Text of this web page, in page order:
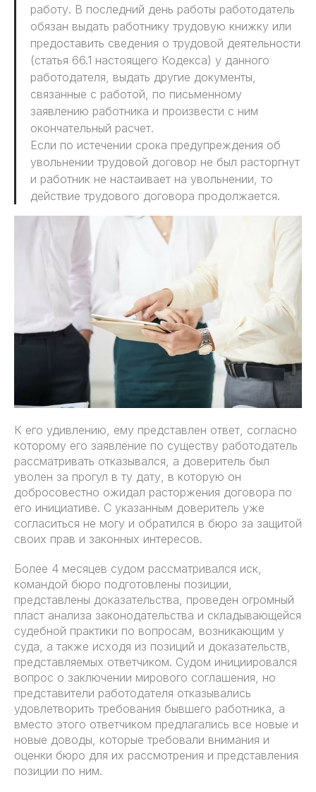
работу. В последний день работы работодатель
обязан выдать работнику трудовую книжку или
предоставить сведения о трудовой деятельности
(статья 66.1 настоящего Кодекса) у данного
работодателя, выдать другие документы,
связанные с работой, по письменному
заявлению работника и произвести с ним
окончательный расчет.
Если по истечении срока предупреждения об
увольнении трудовой договор не был расторгнут
и работник не настаивает на увольнении, то
действие трудового договора продолжается.
К его удивлению, ему представлен ответ, согласно
которому его заявление по существу работодатель
рассматривать отказывался, а доверитель был
уволен за прогул в ту дату, в которую он
добросовестно ожидал расторжения договора по
его инициативе. С указанным доверитель уже
согласиться не могу и обратился в бюро за защитой
своих прав и законных интересов.
Более 4 месяцев судом рассматривался иск,
командой бюро подготовлены позиции,
представлены доказательства, проведен огромный
пласт анализа законодательства и складывающейся
судебной практики по вопросам, возникающим у
суда, а также исходя из позиций и доказательств,
представляемых ответчиком. Судом инициировался
вопрос о заключении мирового соглашения, но
представители работодателя отказывались
удовлетворить требования бывшего работника, а
вместо этого ответчиком предлагались все новые и
новые доводы, которые требовали внимания и
оценки бюро для их рассмотрения и представления
позиции по ним.